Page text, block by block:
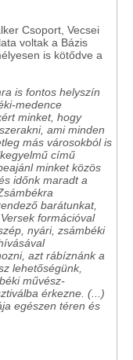
Csoport, Vecsei
voltak a Bázis
is kötődve a
is fontos helyszín
medence
minket, hogy
ami minden
más városokból is
című
minket közös
időnk maradt a
barátunkat,
formációval
nyári, zsámbéki
azt rábíznánk a
lehetőségünk,
művész-
érkezne. (...)
egészen téren és